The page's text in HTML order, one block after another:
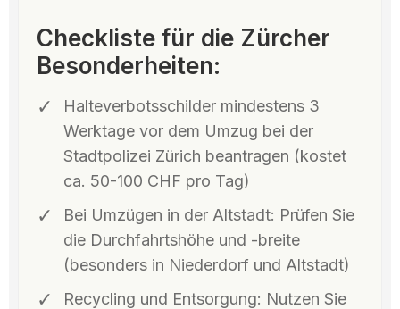
Checkliste für die Zürcher
Besonderheiten:
Halteverbotsschilder mindestens 3
Werktage vor dem Umzug bei der
Stadtpolizei Zürich beantragen (kostet
ca. 50-100 CHF pro Tag)
Bei Umzügen in der Altstadt: Prüfen Sie
die Durchfahrtshöhe und -breite
(besonders in Niederdorf und Altstadt)
Recycling und Entsorgung: Nutzen Sie